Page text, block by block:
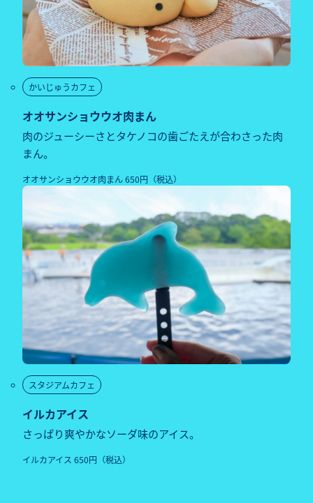
かいじゅうカフェ
オオサンショウウオ肉まん
肉のジューシーさとタケノコの歯ごたえが合わさった肉
まん。
オオサンショウウオ肉まん 650円（税込）
スタジアムカフェ
イルカアイス
さっぱり爽やかなソーダ味のアイス。
イルカアイス 650円（税込）